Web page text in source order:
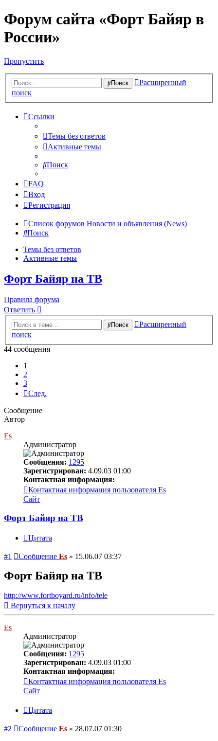
Форум сайта «Форт Байяр в
России»
Пропустить
Поиск
Расширенный
поиск
Ссылки
Темы без ответов
Активные темы
Поиск
FAQ
Вход
Регистрация
Список форумов Новости и объявления (News)
Поиск
Темы без ответов
Активные темы
Форт Байяр на ТВ
Правила форума
Ответить
Поиск
Расширенный
поиск
44 сообщения
1
2
3
След.
Сообщение
Автор
Es
Администратор
Сообщения: 1295
Зарегистрирован: 4.09.03 01:00
Контактная информация:
Контактная информация пользователя Es
Сайт
Форт Байяр на ТВ
Цитата
#1 Сообщение Es » 15.06.07 03:37
Форт Байяр на ТВ
http://www.fortboyard.ru/info/tele
Вернуться к началу
Es
Администратор
Сообщения: 1295
Зарегистрирован: 4.09.03 01:00
Контактная информация:
Контактная информация пользователя Es
Сайт
Цитата
#2 Сообщение Es » 28.07.07 01:30